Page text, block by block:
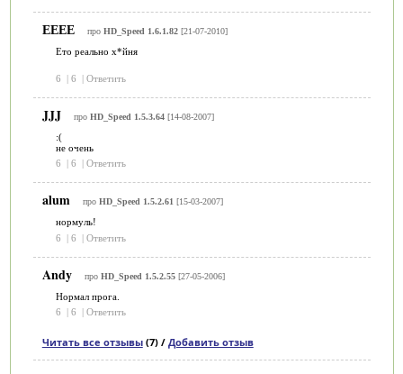
ЕЕЕЕ про HD_Speed 1.6.1.82[21-07-2010]
Ето реально х*йня
6 | 6 | Ответить
JJJ про HD_Speed 1.5.3.64[14-08-2007]
:(
не очень
6
6 Ответить
alum про HD_Speed 1.5.2.61[15-03-2007]
нормуль!
6
| 6 | Ответить
Andy про HD_Speed 1.5.2.55[27-05-2006]
Нормал прога.
6
6 Ответить
Читать все отзывы(7) / Добавить отзыв